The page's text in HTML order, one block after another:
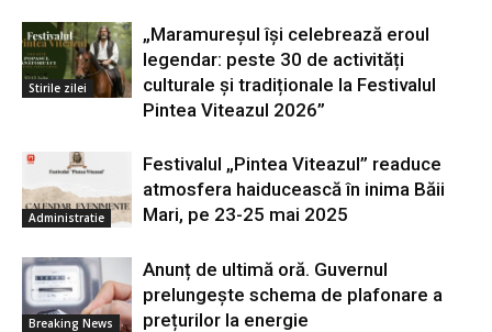
Stirile zilei
„Maramureșul își celebrează eroul
legendar: peste 30 de activități
culturale și tradiționale la Festivalul
Pintea Viteazul 2026”
Administratie
Festivalul „Pintea Viteazul” readuce
atmosfera haiducească în inima Băii
Mari, pe 23-25 mai 2025
Breaking News
Anunț de ultimă oră. Guvernul
prelungește schema de plafonare a
prețurilor la energie